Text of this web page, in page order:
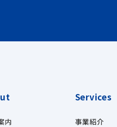
内
Services
事業紹介